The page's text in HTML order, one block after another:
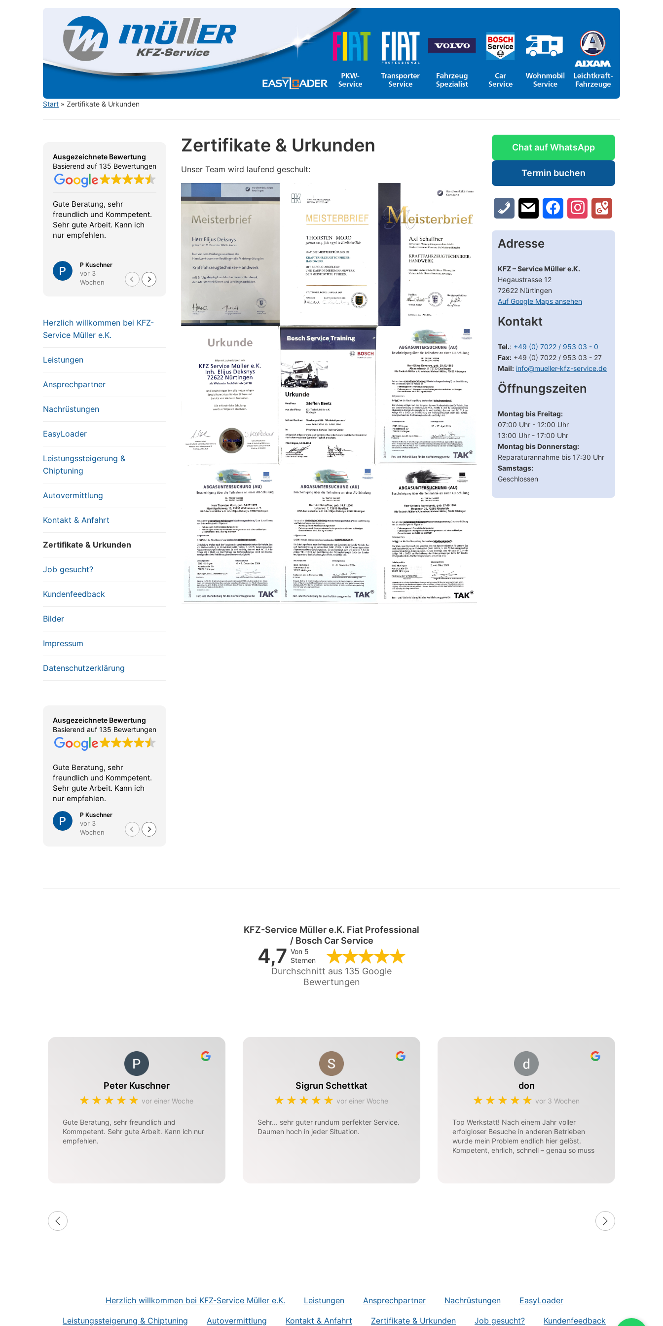
Start » Zertifikate & Urkunden
Ausgezeichnete Bewertung
Basierend auf 135 Bewertungen
Gute Beratung, sehr
freundlich und Kommpetent.
Sehr gute Arbeit. Kann ich
nur empfehlen.
P Kuschner
vor 3
Wochen
Sehr... sehr guter rundum
perfekter Service. Daumen
hoch in jeder Situation.
S Schettkat
Wochen
Top Werkstatt!
Nach einem Jahr voller
erfolgloser Besuche in
anderen Betrieben wurde
mein Problem endlich hier
gelöst. Kompetent, ehrlich,
schnell – genau so muss
Service sein. Absolute
Empfehlung!
Weiterlesen
Don
vor 1 Monat
Sehr freundlicher Personal
und sehr guter Service. Ich
war rundum zufrieden und
kann die Werkstatt
wärmstens weiterempfehlen.
Weiterlesen
vor 2
Tolles Team, sehr nett und
hilfsbereit. Service und
sich sehr gut aufgehoben.
M Ringler
vor 3
Herzlich willkommen bei KFZ-
Service Müller e.K.
Leistungen
Ansprechpartner
Nachrüstungen
EasyLoader
Leistungssteigerung &
Chiptuning
Autovermittlung
Kontakt & Anfahrt
Zertifikate & Urkunden
Job gesucht?
Kundenfeedback
Bilder
Impressum
Datenschutzerklärung
Ausgezeichnete Bewertung
Basierend auf 135 Bewertungen
Gute Beratung, sehr
freundlich und Kommpetent.
Sehr gute Arbeit. Kann ich
nur empfehlen.
P Kuschner
vor 3
Wochen
Zertifikate & Urkunden
Unser Team wird laufend geschult:
Chat auf WhatsApp
Termin buchen
Adresse
KFZ – Service Müller e.K.
Hegaustrasse 12
72622 Nürtingen
Auf Google Maps ansehen
Kontakt
Tel.: +49 (0) 7022 / 953 03 - 0
Fax: +49 (0) 7022 / 953 03 - 27
Mail: info@mueller-kfz-service.de
Öffnungszeiten
Montag bis Freitag:
07:00 Uhr - 12:00 Uhr
13:00 Uhr - 17:00 Uhr
Montag bis Donnerstag:
Reparaturannahme bis 17:30 Uhr
Samstags:
Geschlossen
KFZ-Service Müller e.K. Fiat Professional
/ Bosch Car Service
4,7 Von 5
Sternen
Durchschnitt aus 135 Google
Bewertungen
Peter Kuschner
vor einer Woche
Gute Beratung, sehr freundlich und
Kommpetent. Sehr gute Arbeit. Kann ich nur
empfehlen.
Sigrun Schettkat
vor einer Woche
Sehr... sehr guter rundum perfekter Service.
Daumen hoch in jeder Situation.
don
vor 3 Wochen
Top Werkstatt! Nach einem Jahr voller
erfolgloser Besuche in anderen Betrieben
wurde mein Problem endlich hier gelöst.
Kompetent, ehrlich, schnell – genau so muss
Herzlich willkommen bei KFZ-Service Müller e.K. Leistungen Ansprechpartner Nachrüstungen EasyLoader
Leistungssteigerung & Chiptuning Autovermittlung Kontakt & Anfahrt Zertifikate & Urkunden Job gesucht? Kundenfeedback